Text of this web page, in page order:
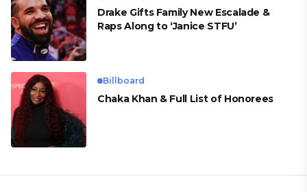
Drake Gifts Family New Escalade &
Raps Along to ‘Janice STFU’
Billboard
Chaka Khan & Full List of Honorees